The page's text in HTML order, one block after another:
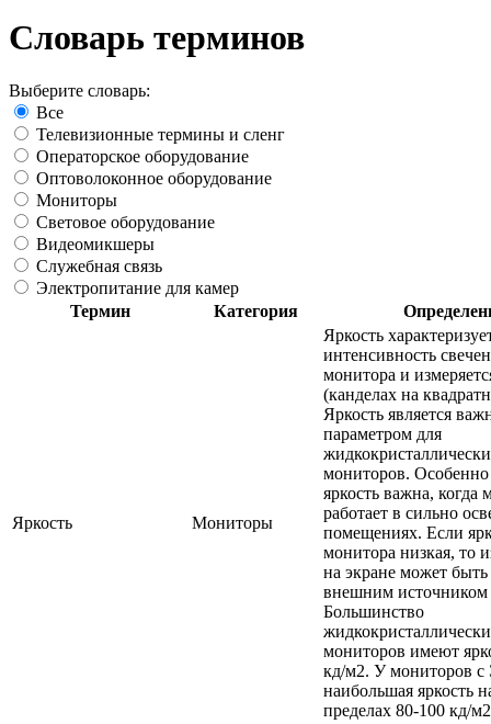
Словарь терминов
Выберите словарь:
Все
Телевизионные термины и сленг
Операторское оборудование
Оптоволоконное оборудование
Мониторы
Световое оборудование
Видеомикшеры
Служебная связь
Электропитание для камер
Термин
Категория
Яркость Мониторы
Яркость
интенсивность
монитора и
(канделах на
Яркость является
параметром для
мониторов. Особенно
яркость важна, когда
работает в сильно
помещениях. Если
монитора низкая, то
на экране может быть
внешним источником
Большинство
мониторов имеют
кд/м2. У мониторов
наибольшая яркость
пределах 80-100 кд/